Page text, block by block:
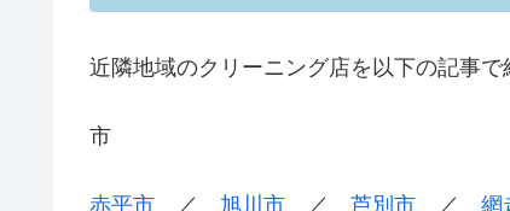
近隣地域のクリーニング店を以下の記事で
市
赤平市 ／ 旭川市 ／ 芦別市 ／ 網